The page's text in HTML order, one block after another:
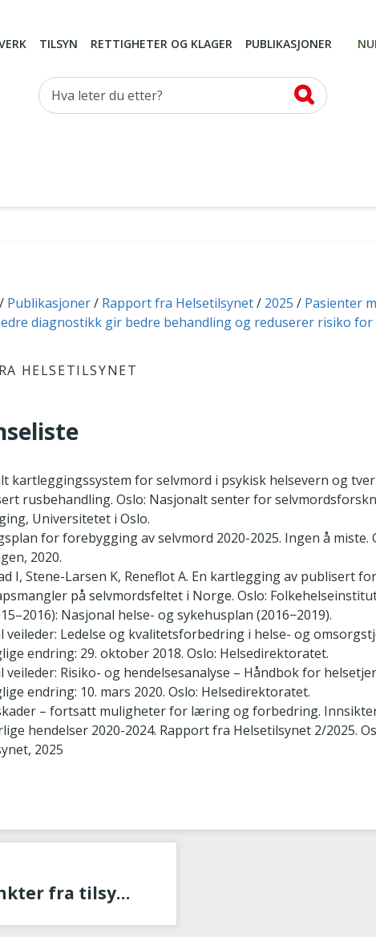
TILSYN RETTIGHETER OG KLAGER PUBLIKASJONER
Hva leter du etter?
Publikasjoner Rapport fra Helsetilsynet 2025
Pasienter
diagnostikk gir bedre behandling og reduserer risiko for
HELSETILSYNET
kartleggingssystem for selvmord i psykisk helsevern og
rusbehandling. Oslo: Nasjonalt senter for
Universitetet i Oslo.
for forebygging av selvmord 2020-2025. Ingen å miste.
2020.
I, Stene-Larsen K, Reneflot A. En kartlegging av publisert
på selvmordsfeltet i Norge. Oslo:
Nasjonal helse- og sykehusplan (2016−2019).
veileder: Ledelse og kvalitetsforbedring i helse- og
endring: 29. oktober 2018. Oslo: Helsedirektoratet.
veileder: Risiko- og hendelsesanalyse – Håndbok for
endring: 10. mars 2020. Oslo: Helsedirektoratet.
– fortsatt muligheter for læring og forbedring.
hendelser 2020-2024. Rapport fra Helsetilsynet 2/2025.
2025
Del 4 Læringspunkter fra tilsynet og forbedringsarbeid som er startet i sykehusene